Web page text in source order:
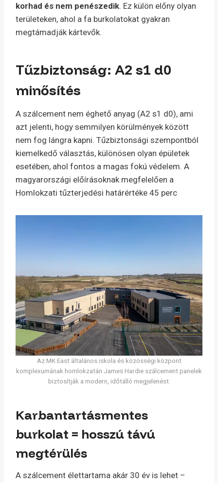
korhad és nem penészedik. Ez külön előny olyan
területeken, ahol a fa burkolatokat gyakran
megtámadják kártevők.
Tűzbiztonság: A2 s1 d0
minősítés
A szálcement nem éghető anyag (A2 s1 d0), ami
azt jelenti, hogy semmilyen körülmények között
nem fog lángra kapni. Tűzbiztonsági szempontból
kiemelkedő választás, különösen olyan épületek
esetében, ahol fontos a magas fokú védelem. A
magyarországi előírásoknak megfelelően a
Homlokzati tűzterjedési határértéke 45 perc
Az MK East általános iskola és közösségi központ
komplexumának homlokzatán James Hardie szálcement panelek
biztosítják a modern, időtálló megjelenést.
Karbantartásmentes
burkolat = hosszú távú
megtérülés
A szálcement élettartama akár 30 év is lehet –